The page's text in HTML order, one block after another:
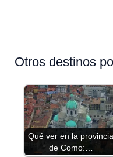
Otros destinos
Qué ver en la provincia
de Como:…